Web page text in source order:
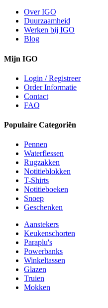
Over IGO
Duurzaamheid
Werken bij IGO
Blog
Mijn IGO
Login / Registreer
Order Informatie
Contact
FAQ
Populaire Categoriën
Pennen
Waterflessen
Rugzakken
Notitieblokken
T-Shirts
Notitieboeken
Snoep
Geschenken
Aanstekers
Keukenschorten
Paraplu's
Powerbanks
Winkeltassen
Glazen
Truien
Mokken